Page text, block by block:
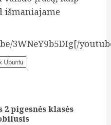
išmaniajame
3WNeY9b5DIg[/
Ubuntu
2 pigesnės klasės